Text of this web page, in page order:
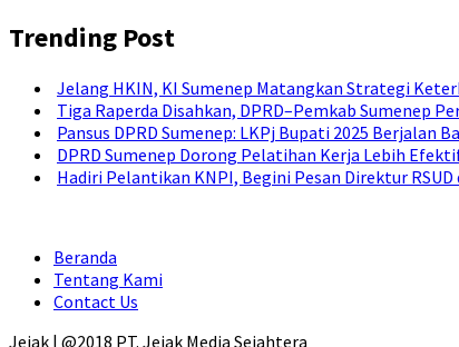
Trending Post
Jelang HKIN, KI Sumenep Matangkan Strategi
Tiga Raperda Disahkan, DPRD–Pemkab Sumenep
Pansus DPRD Sumenep: LKPj Bupati 2025 Berjalan
DPRD Sumenep Dorong Pelatihan Kerja Lebih
Hadiri Pelantikan KNPI, Begini Pesan Direktur RSUD
Beranda
Tentang Kami
Contact Us
Jejak | @2018 PT. Jejak Media Sejahtera